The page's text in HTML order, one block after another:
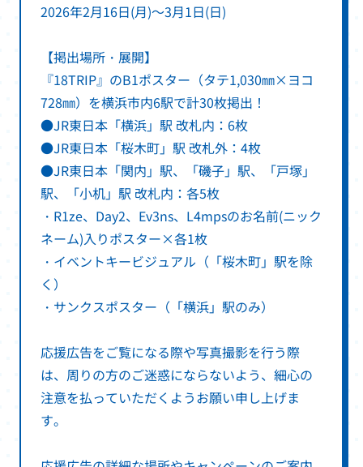
2026年2月16日(月)～3月1日(日)
【掲出場所・展開】
『18TRIP』のB1ポスター（タテ1,030㎜×ヨコ
728㎜）を横浜市内6駅で計30枚掲出！
●JR東日本「横浜」駅 改札内：6枚
●JR東日本「桜木町」駅 改札外：4枚
●JR東日本「関内」駅、「磯子」駅、「戸塚」
駅、「小机」駅 改札内：各5枚
・R1ze、Day2、Ev3ns、L4mpsのお名前(ニック
ネーム)入りポスター×各1枚
・イベントキービジュアル（「桜木町」駅を除
く）
・サンクスポスター（「横浜」駅のみ）
応援広告をご覧になる際や写真撮影を行う際
は、周りの方のご迷惑にならないよう、細心の
注意を払っていただくようお願い申し上げま
す。